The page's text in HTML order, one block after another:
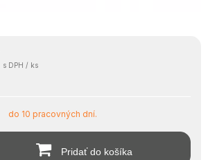
s DPH / ks
do 10 pracovných dní.
Pridať do košíka